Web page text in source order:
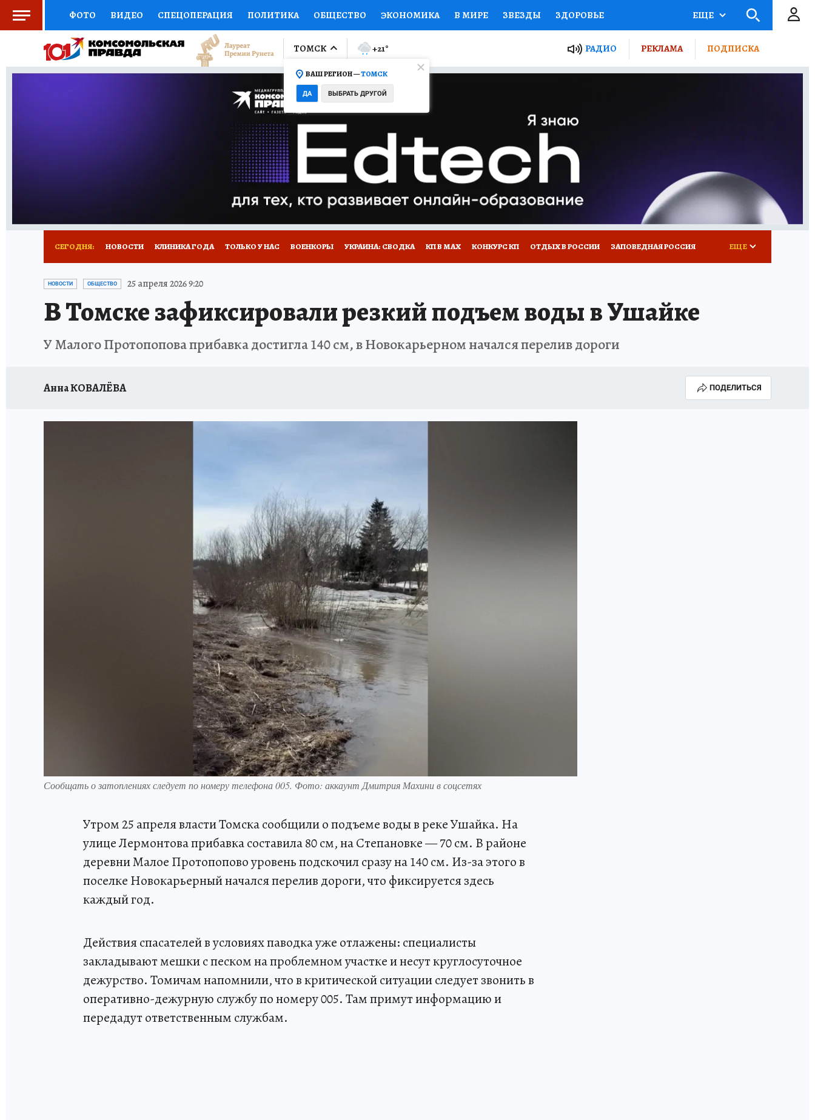
ФОТО ВИДЕО СПЕЦОПЕРАЦИЯ ПОЛИТИКА ОБЩЕСТВО ЭКОНОМИКА В МИРЕ ЗВЕЗДЫ ЗДОРОВЬЕ
СОЦПОДДЕРЖКА НАУКА СПОРТ КОЛУМНИСТЫ ПРОИСШЕСТВИЯ НАЦИОНАЛЬНЫЕ ПРОЕКТЫ РОССИИ
ВЫБОР ЭКСПЕРТОВ ДОКТОР ФИНАНСЫ ОТКРЫВАЕМ МИР Я ЗНАЮ СЕМЬЯ ЖЕНСКИЕ СЕКРЕТЫ ПУТЕВОДИТЕЛЬ
ПРОГНОЗЫ НА СПОРТ ПРОМОКОДЫ СЕРИАЛЫ
ТЕЛЕВИЗОР КОЛЛЕКЦИИ КОНКУРСЫ ГИД ПОТРЕБИТЕЛЯ
НОВОЕ НА САЙТЕ
ЕЩЕ
ТОМСК
ВАШ РЕГИОН —ТОМСК
ДА ВЫБРАТЬ ДРУГОЙ
+21° РАДИО РЕКЛАМА ПОДПИСКА
СЕГОДНЯ: НОВОСТИ КЛИНИКА ГОДА ТОЛЬКО У НАС ВОЕНКОРЫ УКРАИНА: СВОДКА КП В МАХ КОНКУРС КП ОТДЫХ В РОССИИ ЗАПОВЕДНАЯ РОССИЯ
ПРОИСШЕСТВИЯ АФИША
ЕЩЕ
НОВОСТИ ОБЩЕСТВО 25 апреля 2026 9:20
В Томске зафиксировали резкий подъем воды в Ушайке
У Малого Протопопова прибавка достигла 140 см, в Новокарьерном начался перелив дороги
Анна КОВАЛЁВА ПОДЕЛИТЬСЯ
Сообщать о затоплениях следует по номеру телефона 005. Фото: аккаунт Дмитрия Махини в соцсетях
Утром 25 апреля власти Томска сообщили о подъеме воды в реке Ушайка. На
улице Лермонтова прибавка составила 80 см, на Степановке — 70 см. В районе
деревни Малое Протопопово уровень подскочил сразу на 140 см. Из-за этого в
поселке Новокарьерный начался перелив дороги, что фиксируется здесь
каждый год.
Действия спасателей в условиях паводка уже отлажены: специалисты
закладывают мешки с песком на проблемном участке и несут круглосуточное
дежурство. Томичам напомнили, что в критической ситуации следует звонить в
оперативно-дежурную службу по номеру 005. Там примут информацию и
передадут ответственным службам.